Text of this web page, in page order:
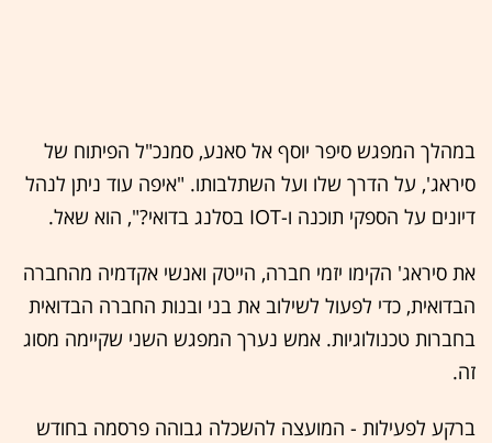
במהלך המפגש סיפר יוסף אל סאנע, סמנכ"ל הפיתוח של
סיראג', על הדרך שלו ועל השתלבותו. "איפה עוד ניתן לנהל
דיונים על הספקי תוכנה ו-IOT בסלנג בדואי?", הוא שאל.
את סיראג' הקימו יזמי חברה, הייטק ואנשי אקדמיה מהחברה
הבדואית, כדי לפעול לשילוב את בני ובנות החברה הבדואית
בחברות טכנולוגיות. אמש נערך המפגש השני שקיימה מסוג
זה.
ברקע לפעילות - המועצה להשכלה גבוהה פרסמה בחודש